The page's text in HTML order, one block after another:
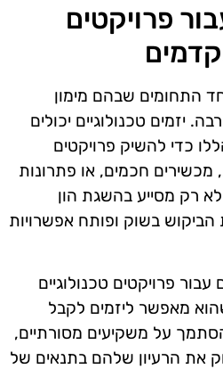
פרויקטים
התחומים שבהם מימון
יזמים טכנולוגיים יכולים
כדי להשיק פרויקטים
מכשירים חכמים, או פתרונות
רק מסייע בהשגת הון
בשוק ופותח אפשרויות
פרויקטים טכנולוגיים
מאפשר ליזמים לקבל
על משקיעים מסורתיים,
את הרעיון שלהם בתנאים של